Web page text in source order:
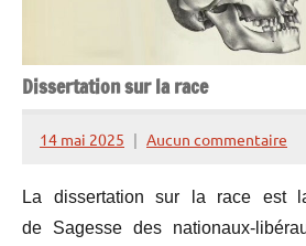
Dissertation sur la race
14 mai 2025
Henry
Lesquen
Aucun commentaire
La dissertation sur la race est
de Sagesse des nationaux-